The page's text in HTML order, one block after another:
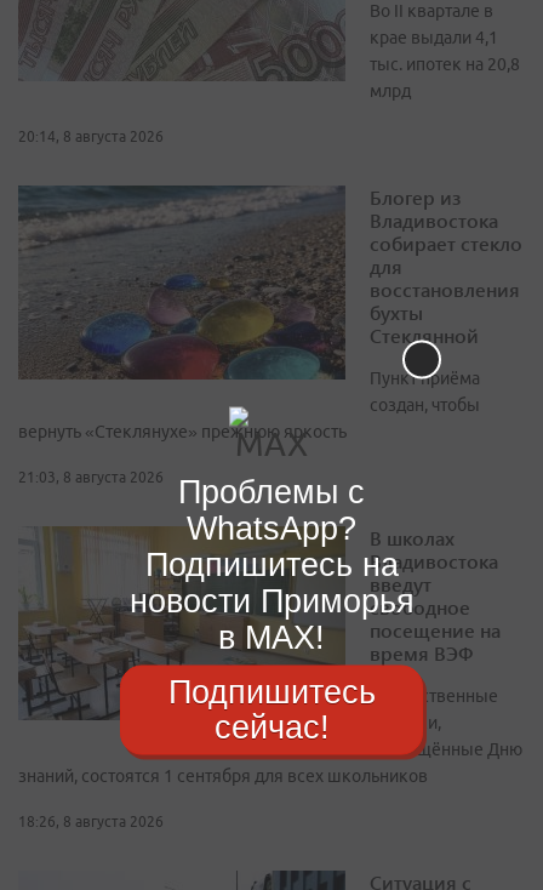
Во II квартале в
крае выдали 4,1
тыс. ипотек на 20,8
млрд
20:14, 8 августа 2026
Блогер из
Владивостока
собирает стекло
для
восстановления
бухты
Стеклянной
Пункт приёма
создан, чтобы
вернуть «Стеклянухе» прежнюю яркость
21:03, 8 августа 2026
В школах
Владивостока
введут
свободное
посещение на
время ВЭФ
Торжественные
линейки,
посвящённые Дню
знаний, состоятся 1 сентября для всех школьников
18:26, 8 августа 2026
Ситуация с
Проблемы с
WhatsApp?
Подпишитесь на
новости Приморья
в MAX!
Подпишитесь
сейчас!